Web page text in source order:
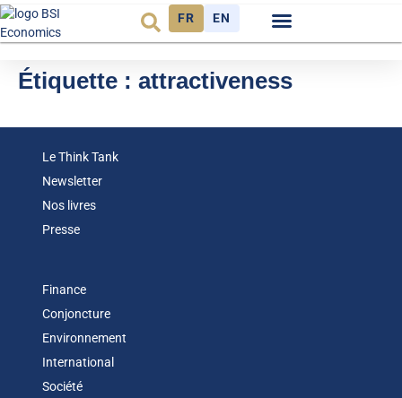
FR EN
Étiquette : attractiveness
Le Think Tank
Newsletter
Nos livres
Presse
Finance
Conjoncture
Environnement
International
Société